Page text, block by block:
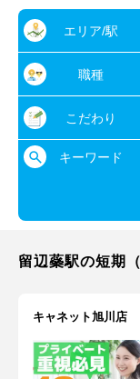
エリア/駅
職種
こだわり
キーワード
留辺蘂駅の短期
キャネット旭川店